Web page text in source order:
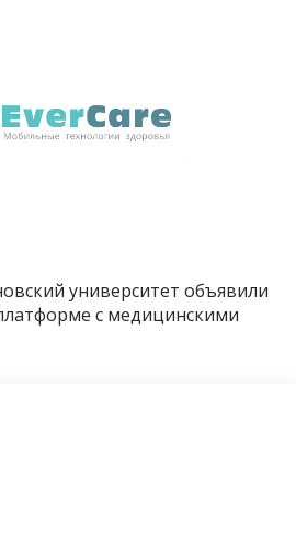
университет объявили
с медицинскими